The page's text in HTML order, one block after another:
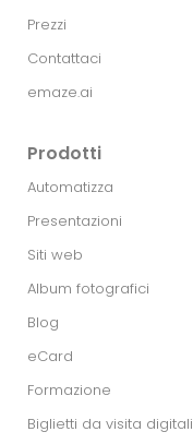
Prezzi
Contattaci
emaze.ai
Prodotti
Automatizza
Presentazioni
Siti web
Album fotografici
Blog
eCard
Formazione
Biglietti da visita digitali